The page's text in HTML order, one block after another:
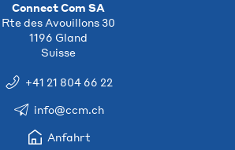
Connect Com SA
Rte des Avouillons 30
1196 Gland
Suisse
+41 21 804 66 22
info@ccm.ch
Anfahrt